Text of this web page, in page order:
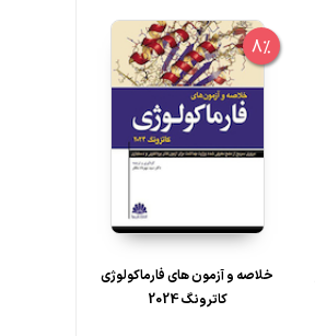
8%
خلاصه و آزمون های فارماکولوژی
کاترونگ 2024